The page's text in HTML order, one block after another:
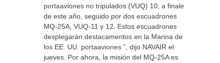
portaaviones no tripulados (VUQ) 10, a finales
de este año, seguido por dos escuadrones
MQ-25A, VUQ-11 y 12. Estos escuadrones
desplegarán destacamentos en la Marina de
los EE. UU. portaaviones ”, dijo NAVAIR el
jueves. Por ahora, la misión del MQ-25A es